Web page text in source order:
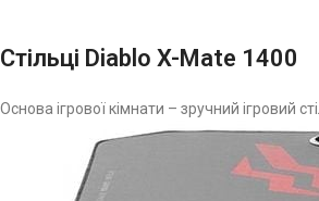
Стільці Diablo X-Mate 1400
Основа ігрової кімнати – зручний ігровий